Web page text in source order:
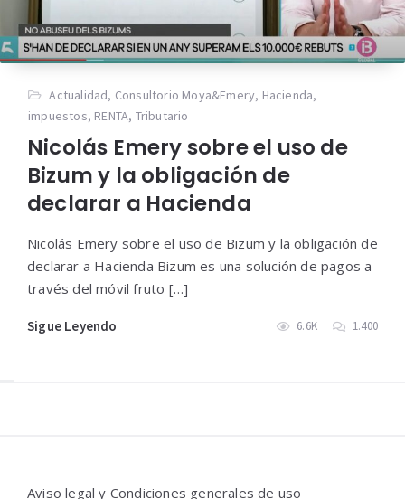
Actualidad, Consultorio Moya&Emery, Hacienda,
impuestos, RENTA, Tributario
Nicolás Emery sobre el uso de
Bizum y la obligación de
declarar a Hacienda
Nicolás Emery sobre el uso de Bizum y la obligación de
declarar a Hacienda Bizum es una solución de pagos a
través del móvil fruto […]
Sigue Leyendo 6.6K 1.400
Aviso legal y Condiciones generales de uso